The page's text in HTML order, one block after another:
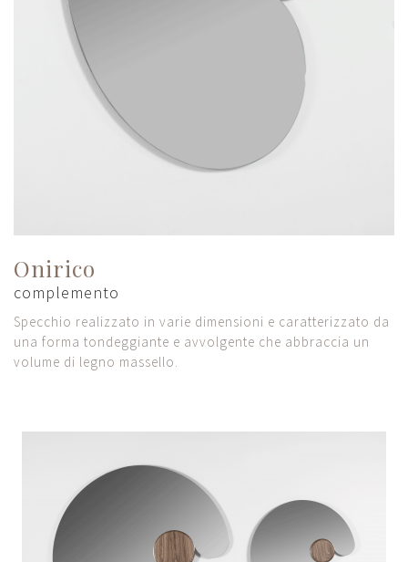
Onirico
complemento
Specchio realizzato in varie dimensioni e caratterizzato da
una forma tondeggiante e avvolgente che abbraccia un
volume di legno massello.